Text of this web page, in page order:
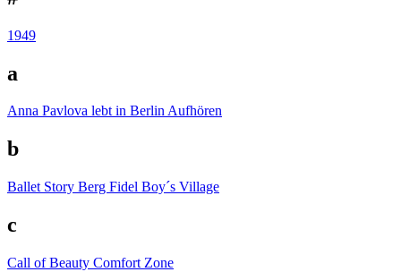
1949
a
Anna Pavlova lebt in BerlinAufhören
b
Ballet Story Berg Fidel Boy´s Village
c
Call of Beauty Comfort Zone